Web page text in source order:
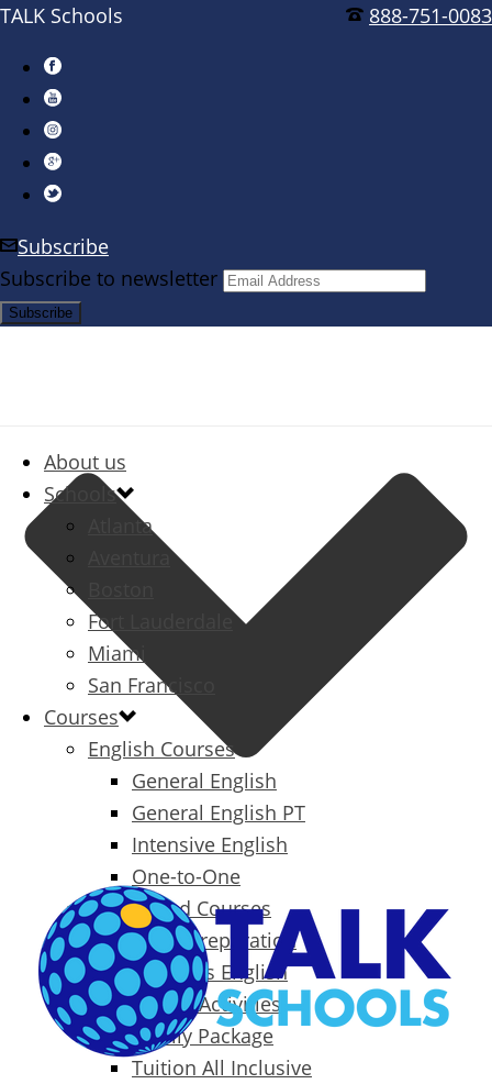
888-751-0083
TALK Schools
Subscribe
Subscribe to newsletter
About us
Schools
Atlanta
Aventura
Fort Lauderdale
Miami
San Francisco
Courses
English Courses
General English
General English PT
Intensive English
One-to-One
Specialized Courses
Exam Preparation
Business English
Packages & Activities
Family Package
Tuition All Inclusive